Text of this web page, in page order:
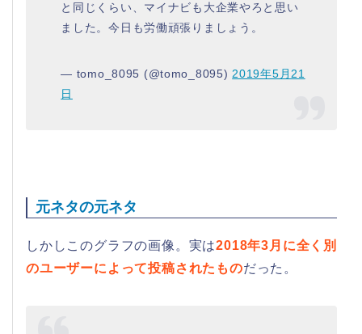
と同じくらい、マイナビも大企業やろと思い
ました。今日も労働頑張りましょう。
— tomo_8095 (@tomo_8095)2019年5月21
日
元ネタの元ネタ
しかしこのグラフの画像。実は2018年3月に全く別
のユーザーによって投稿されたものだった。